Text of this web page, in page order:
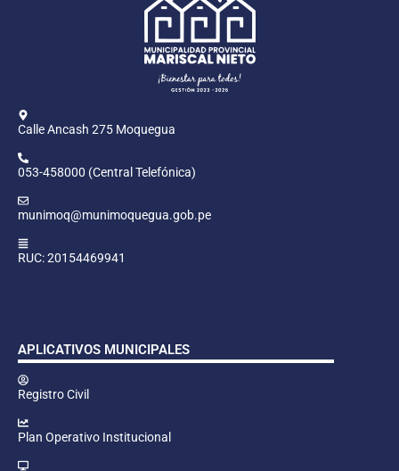
Calle Ancash 275 Moquegua
053-458000 (Central Telefónica)
munimoq@munimoquegua.gob.pe
RUC: 20154469941
APLICATIVOS MUNICIPALES
Registro Civil
Plan Operativo Institucional